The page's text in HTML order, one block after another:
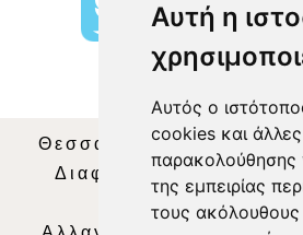
Αυτή η
Αυτός ο
cookies και
παρακολούθησης
της εμπειρίας
τους
Θεσσαλία Τηλεόραση|
Διαφήμιση | Όροι
Απορρήτου |